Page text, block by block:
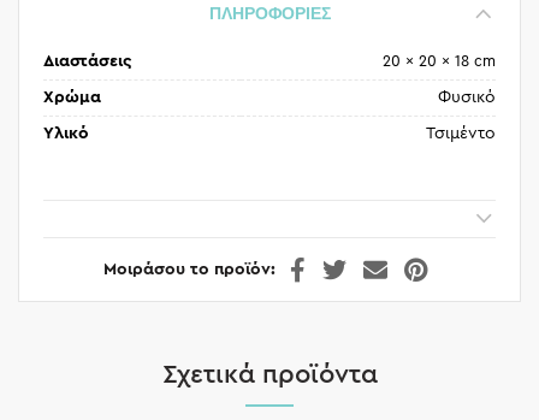
ΠΛΗΡΟΦΟΡΙΕΣ
Διαστάσεις 20 × 20 × 18 cm
Χρώμα Φυσικό
Υλικό Τσιμέντο
Μοιράσου το προϊόν
Σχετικά προϊόντα